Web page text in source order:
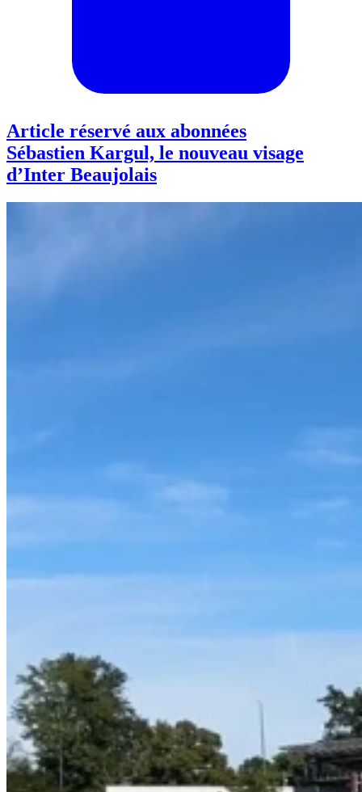
Article réservé aux abonnées
Sébastien Kargul, le nouveau visage
d’Inter Beaujolais